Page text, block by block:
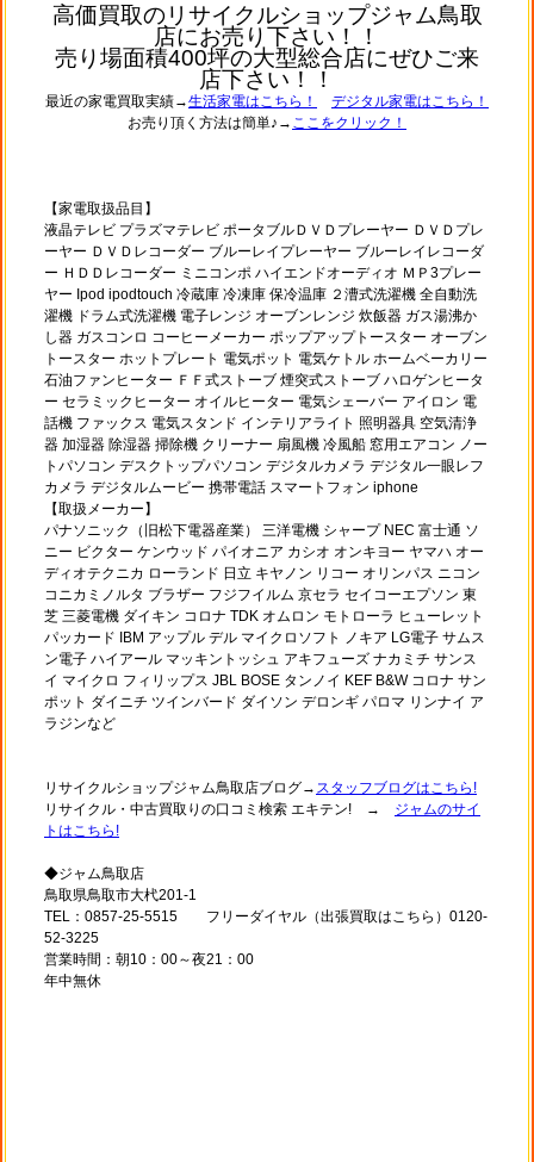
高価買取のリサイクルショップジャム鳥取
店にお売り下さい！！
売り場面積400坪の大型総合店にぜひご来
店下さい！！
最近の家電買取実績→生活家電はこちら！
デジタル家電はこちら！
お売り頂く方法は簡単♪→ ここをクリック！
【家電取扱品目】
液晶テレビ プラズマテレビ ポータブルＤＶＤプレーヤー ＤＶＤプレ
ーヤー ＤＶＤレコーダー ブルーレイプレーヤー ブルーレイレコーダ
ー ＨＤＤレコーダー ミニコンポ ハイエンドオーディオ ＭＰ3プレー
ヤー Ipod ipodtouch 冷蔵庫 冷凍庫 保冷温庫 ２漕式洗濯機 全自動洗
濯機 ドラム式洗濯機 電子レンジ オーブンレンジ 炊飯器 ガス湯沸か
し器 ガスコンロ コーヒーメーカー ポップアップトースター オーブン
トースター ホットプレート 電気ポット 電気ケトル ホームベーカリー
石油ファンヒーター ＦＦ式ストーブ 煙突式ストーブ ハロゲンヒータ
ー セラミックヒーター オイルヒーター 電気シェーバー アイロン 電
話機 ファックス 電気スタンド インテリアライト 照明器具 空気清浄
器 加湿器 除湿器 掃除機 クリーナー 扇風機 冷風船 窓用エアコン ノー
トパソコン デスクトップパソコン デジタルカメラ デジタル一眼レフ
カメラ デジタルムービー 携帯電話 スマートフォン iphone
【取扱メーカー】
パナソニック（旧松下電器産業） 三洋電機 シャープ NEC 富士通 ソ
ニー ビクター ケンウッド パイオニア カシオ オンキヨー ヤマハ オー
ディオテクニカ ローランド 日立 キヤノン リコー オリンパス ニコン
コニカミノルタ ブラザー フジフイルム 京セラ セイコーエプソン 東
芝 三菱電機 ダイキン コロナ TDK オムロン モトローラ ヒューレット
パッカード IBM アップル デル マイクロソフト ノキア LG電子 サムス
ン電子 ハイアール マッキントッシュ アキフューズ ナカミチ サンス
イ マイクロ フィリップス JBL BOSE タンノイ KEF B&W コロナ サン
ポット ダイニチ ツインバード ダイソン デロンギ パロマ リンナイ ア
ラジンなど
リサイクルショップジャム鳥取店ブログ→ スタッフブログはこちら!
リサイクル・中古買取りの口コミ検索 エキテン! → ジャムのサイ
トはこちら!
◆ジャム鳥取店
鳥取県鳥取市大杙201-1
TEL：0857-25-5515 フリーダイヤル（出張買取はこちら）0120-
52-3225
営業時間：朝10：00～夜21：00
年中無休